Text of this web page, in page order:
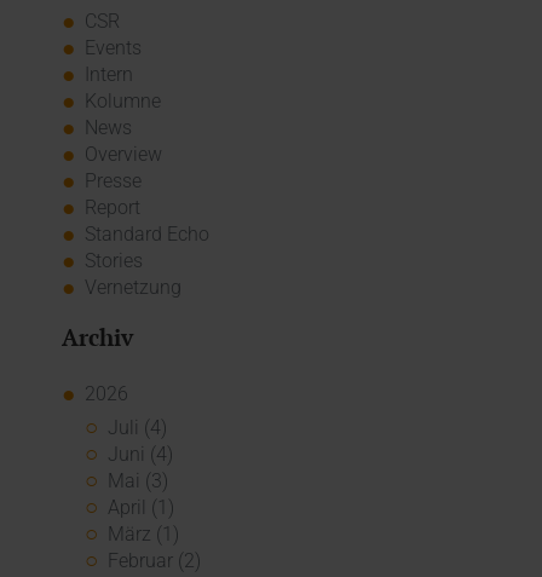
CSR
Events
Intern
Kolumne
News
Overview
Presse
Report
Standard Echo
Stories
Vernetzung
Archiv
2026
Juli (4)
Juni (4)
Mai (3)
April (1)
März (1)
Februar (2)